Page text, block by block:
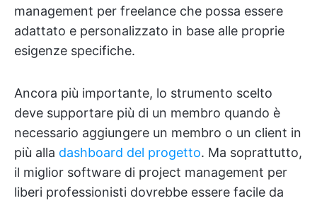
management per freelance che possa essere
adattato e personalizzato in base alle proprie
esigenze specifiche.
Ancora più importante, lo strumento scelto
deve supportare più di un membro quando è
necessario aggiungere un membro o un client in
più alla dashboard del progetto. Ma soprattutto,
il miglior software di project management per
liberi professionisti dovrebbe essere facile da